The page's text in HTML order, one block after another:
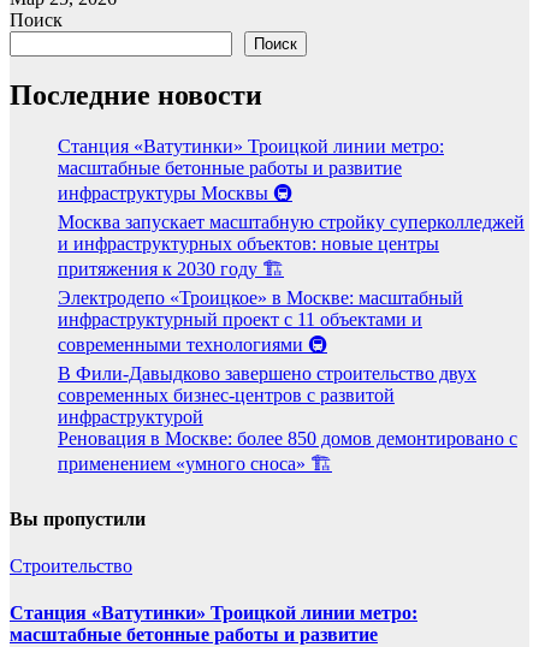
Поиск
Поиск
Последние новости
Станция «Ватутинки» Троицкой линии метро:
масштабные бетонные работы и развитие
инфраструктуры Москвы 🚇
Москва запускает масштабную стройку суперколледжей
и инфраструктурных объектов: новые центры
притяжения к 2030 году 🏗️
Электродепо «Троицкое» в Москве: масштабный
инфраструктурный проект с 11 объектами и
современными технологиями 🚇
В Фили-Давыдково завершено строительство двух
современных бизнес-центров с развитой
инфраструктурой
Реновация в Москве: более 850 домов демонтировано с
применением «умного сноса» 🏗️
Вы пропустили
Строительство
Станция «Ватутинки» Троицкой линии метро:
масштабные бетонные работы и развитие